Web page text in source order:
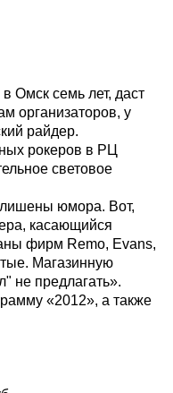
Омск семь лет, даст
организаторов, у
райдер.
рокеров в РЦ
световое
юмора. Вот,
касающийся
фирм Remo, Evans,
Магазинную
не предлагать».
«2012», а также